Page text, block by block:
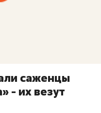
саженцы
- их везут